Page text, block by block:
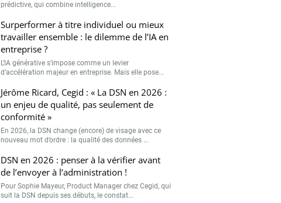
prédictive, qui combine intelligence...
Surperformer à titre individuel ou mieux
travailler ensemble : le dilemme de l’IA en
entreprise ?
L’IA générative s’impose comme un levier
d’accélération majeur en entreprise. Mais elle pose...
Jérôme Ricard, Cegid : « La DSN en 2026 :
un enjeu de qualité, pas seulement de
conformité »
En 2026, la DSN change (encore) de visage avec ce
nouveau mot d’ordre : la qualité des données ...
DSN en 2026 : penser à la vérifier avant
de l’envoyer à l’administration !
Pour Sophie Mayeur, Product Manager chez Cegid, qui
suit la DSN depuis ses débuts, le constat...